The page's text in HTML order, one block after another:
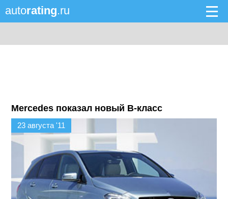
autorating.ru
Mercedes показал новый B-класс
23 августа '11